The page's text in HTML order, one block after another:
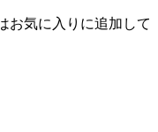
お気に入りに追加して